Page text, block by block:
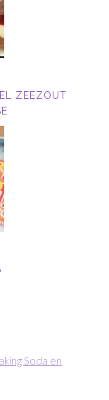
ZEEZOUT
Soda en